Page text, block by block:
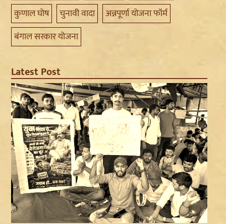
कुणाल घोष
चुनावी वादा
अन्नपूर्णा योजना फॉर्म
बंगाल सरकार योजना
Latest Post